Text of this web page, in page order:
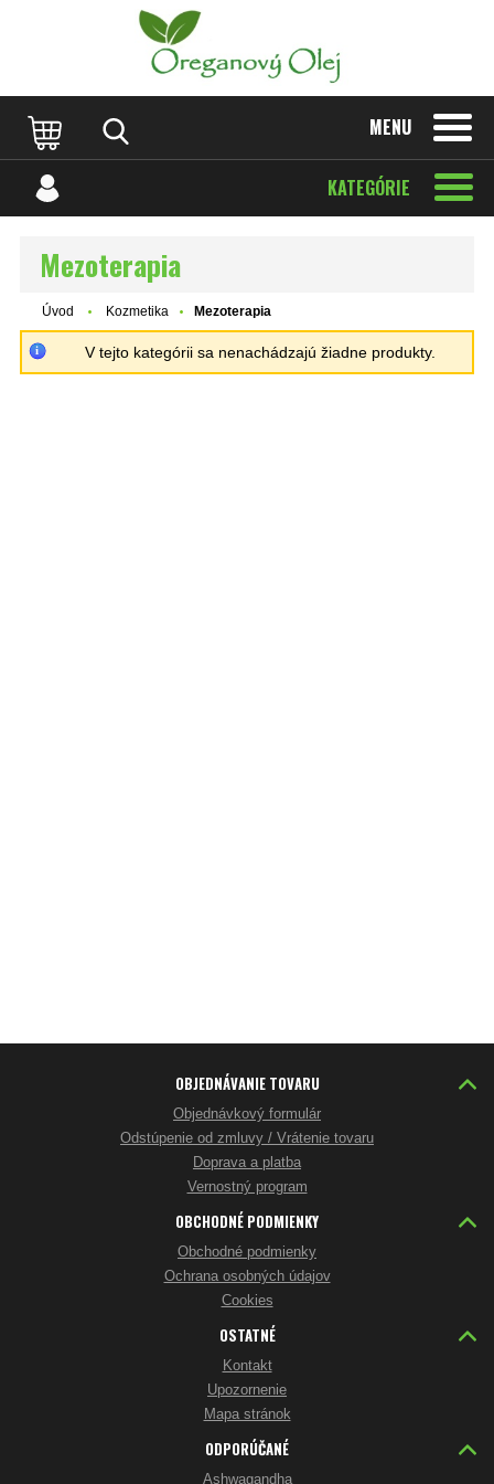
MENU
KATEGÓRIE
Mezoterapia
Úvod Kozmetika Mezoterapia
V tejto kategórii sa nenachádzajú žiadne produkty.
OBJEDNÁVANIE TOVARU
Objednávkový formulár
Odstúpenie od zmluvy / Vrátenie tovaru
Doprava a platba
Vernostný program
OBCHODNÉ PODMIENKY
Obchodné podmienky
Ochrana osobných údajov
Cookies
OSTATNÉ
Kontakt
Upozornenie
Mapa stránok
ODPORÚČANÉ
Ashwagandha